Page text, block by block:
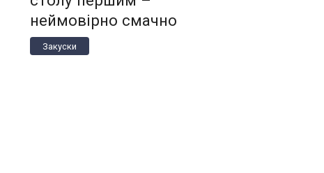
неймовірно смачно
Закуски